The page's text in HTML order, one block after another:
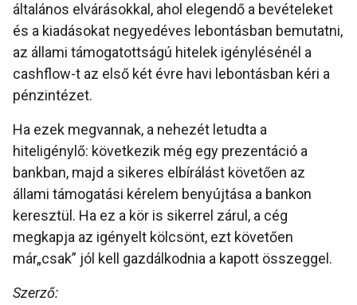
általános elvárásokkal, ahol elegendő a bevételeket
és a kiadásokat negyedéves lebontásban bemutatni,
az állami támogatottságú hitelek igénylésénél a
cashflow-t az első két évre havi lebontásban kéri a
pénzintézet.
Ha ezek megvannak, a nehezét letudta a
hiteligénylő: következik még egy prezentáció a
bankban, majd a sikeres elbírálást követően az
állami támogatási kérelem benyújtása a bankon
keresztül. Ha ez a kör is sikerrel zárul, a cég
megkapja az igényelt kölcsönt, ezt követően
már„csak” jól kell gazdálkodnia a kapott összeggel.
Szerző: